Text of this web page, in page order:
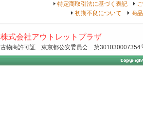
特定商取引法に基づく表記
初期不良について
商
株式会社アウトレットプラザ
古物商許可証 東京都公安委員会 第301030007354